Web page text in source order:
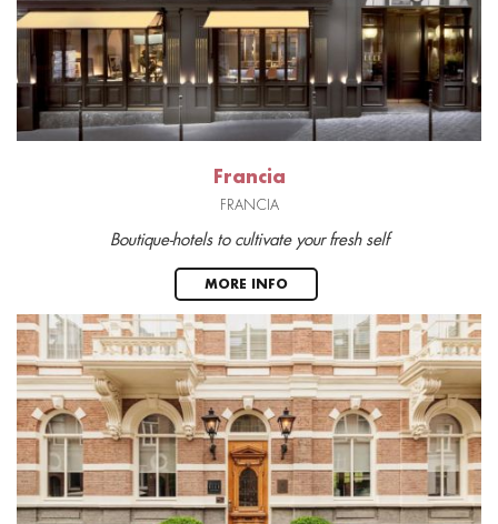
Francia
FRANCIA
Boutique-hotels to cultivate your fresh self
MORE INFO